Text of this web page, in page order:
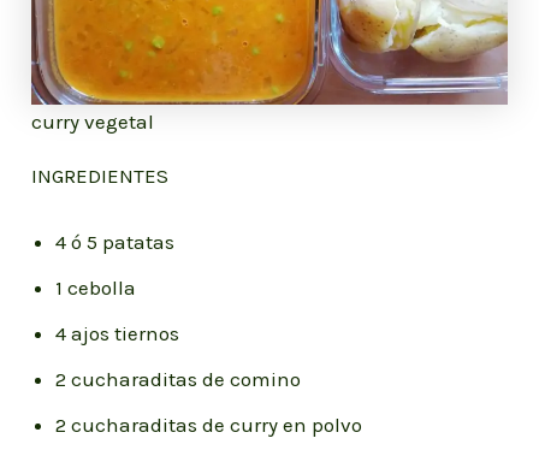
curry vegetal
INGREDIENTES
4 ó 5 patatas
1 cebolla
4 ajos tiernos ⁣⁣⁣
2 cucharaditas de comino
2 cucharaditas de curry en polvo⁣⁣⁣